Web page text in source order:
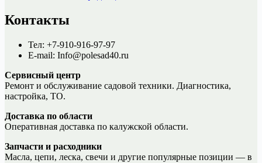
Контакты
Тел: +7-910-916-97-97
E-mail: Info@polesad40.ru
Сервисный центр
Ремонт и обслуживание садовой техники. Диагностика,
настройка, ТО.
Доставка по области
Оперативная доставка по калужской области.
Запчасти и расходники
Масла, цепи, леска, свечи и другие популярные позиции — в